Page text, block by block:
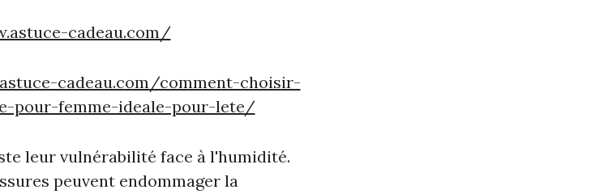
cadeau.com/
cadeau.com/comment-choisir-
pour-femme-ideale-pour-lete/
leur vulnérabilité face à l'humidité.
peuvent endommager la